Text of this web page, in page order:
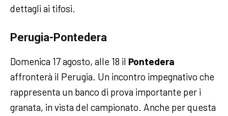
dettagli ai tifosi.
Perugia-Pontedera
Domenica 17 agosto, alle 18 il Pontedera
affronterà il Perugia. Un incontro impegnativo che
rappresenta un banco di prova importante per i
granata, in vista del campionato. Anche per questa